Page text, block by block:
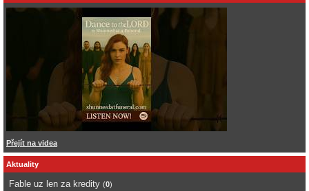
Přejít na videa
Aktuality
Fable uz len za kredity (0)